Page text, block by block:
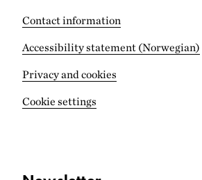
Contact information
Accessibility statement (Norwegian)
Privacy and cookies
Cookie settings